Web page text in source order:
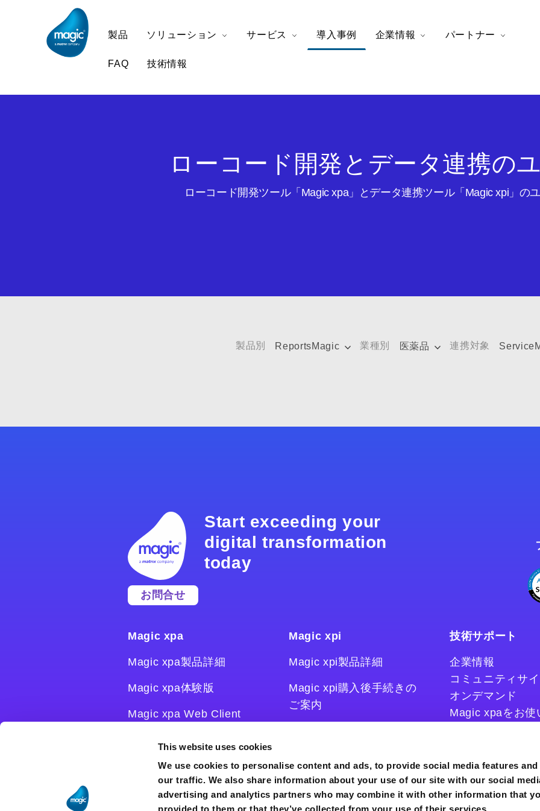
This website uses cookies
We use cookies to personalise content and ads, to provide social media features
our traffic. We also share information about your use of our site with our social
advertising and analytics partners who may combine it with other information that
製品 ソリューション サービス 導入事例 企業情報 パートナー
FAQ 技術情報
ローコード開発とデータ連携の
ローコード開発ツール「Magic xpa」とデータ連携ツール「Magic xpi」の
製品別 ReportsMagic 業種別 医薬品 連携対象
Start exceeding your
digital transformation
today
お問合せ
Magic xpa
Magic xpa製品詳細
Magic xpa体験版
Magic xpa Web Client
ユーザー登録/ライセンス発
Magic xpi
Magic xpi製品詳細
Magic xpi購入後手続きの
ご案内
技術サポート
企業情報
コミュニティサ
オンデマンド
Magic xpaをお使
コラム